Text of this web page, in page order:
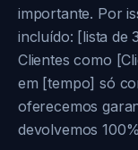
importante. Por
incluído: [lista de
Clientes como
em [tempo] só
oferecemos
devolvemos